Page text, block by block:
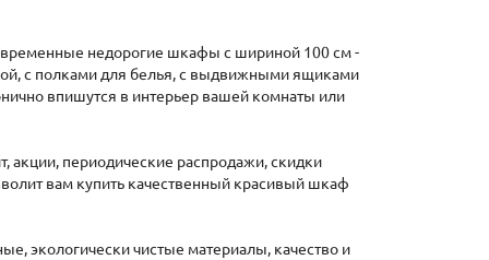
недорогие шкафы с шириной 100 см -
с полками для белья, с выдвижными ящиками
впишутся в интерьер вашей комнаты или
акции, периодические распродажи, скидки
вам купить качественный красивый шкаф
экологически чистые материалы, качество и